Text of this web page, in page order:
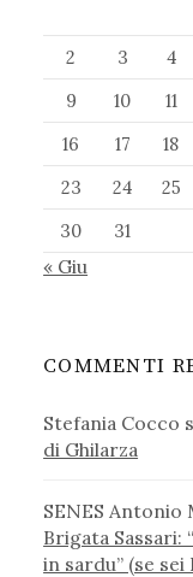
2
3 4
9
10 11
16
17 18
23
24 25
30
31
« Giu
COMMENTI
Stefania Cocco
di Ghilarza
SENES Antonio
Brigata Sassari:
in sardu” (se